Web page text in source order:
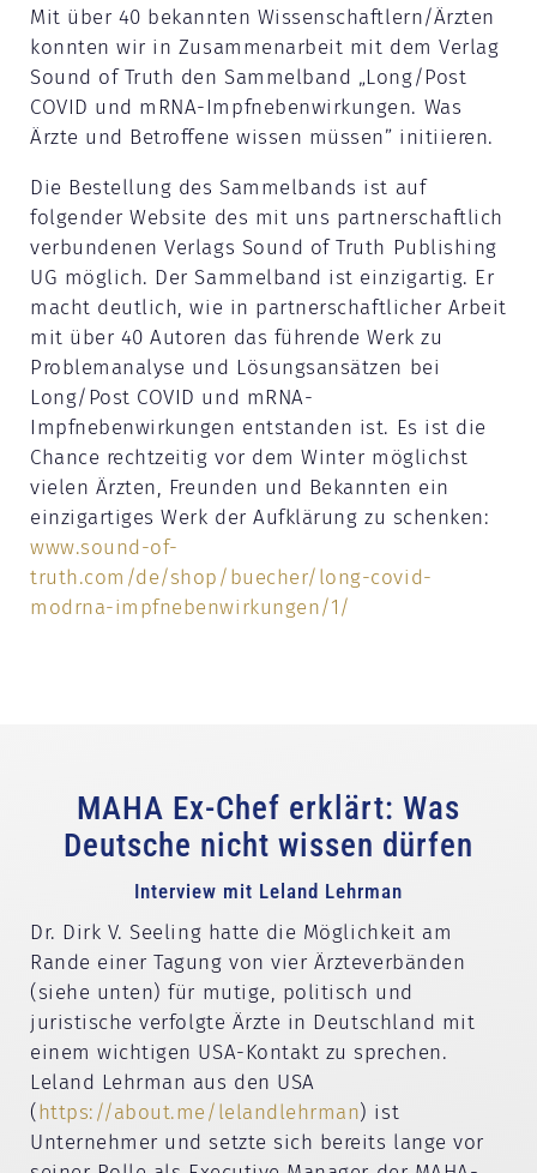
Mit über 40 bekannten Wissenschaftlern/Ärzten
konnten wir in Zusammenarbeit mit dem Verlag
Sound of Truth den Sammelband „Long/Post
COVID und mRNA-Impfnebenwirkungen. Was
Ärzte und Betroffene wissen müssen” initiieren.
Die Bestellung des Sammelbands ist auf
folgender Website des mit uns partnerschaftlich
verbundenen Verlags Sound of Truth Publishing
UG möglich. Der Sammelband ist einzigartig. Er
macht deutlich, wie in partnerschaftlicher Arbeit
mit über 40 Autoren das führende Werk zu
Problemanalyse und Lösungsansätzen bei
Long/Post COVID und mRNA-
Impfnebenwirkungen entstanden ist. Es ist die
Chance rechtzeitig vor dem Winter möglichst
vielen Ärzten, Freunden und Bekannten ein
einzigartiges Werk der Aufklärung zu schenken:
www.sound-of-
truth.com/de/shop/buecher/long-covid-
modrna-impfnebenwirkungen/1/
MAHA Ex-Chef erklärt: Was
Deutsche nicht wissen dürfen
Interview mit Leland Lehrman
Dr. Dirk V. Seeling hatte die Möglichkeit am
Rande einer Tagung von vier Ärzteverbänden
(siehe unten) für mutige, politisch und
juristische verfolgte Ärzte in Deutschland mit
einem wichtigen USA-Kontakt zu sprechen.
Leland Lehrman aus den USA
(https://about.me/lelandlehrman) ist
Unternehmer und setzte sich bereits lange vor